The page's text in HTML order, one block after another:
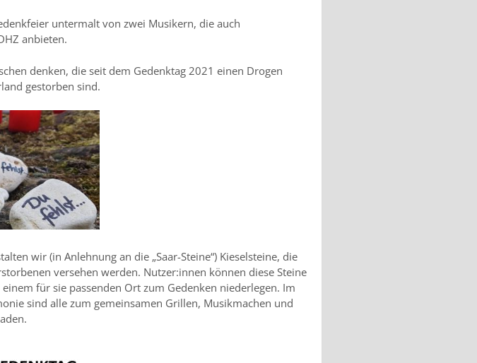
untermalt von zwei Musikern, die auch
anbieten.
denken, die seit dem Gedenktag 2021 einen Drogen
gestorben sind.
wir (in Anlehnung an die „Saar-Steine“) Kieselsteine, die
versehen werden. Nutzer:innen können diese Steine
für sie passenden Ort zum Gedenken niederlegen. Im
sind alle zum gemeinsamen Grillen, Musikmachen und